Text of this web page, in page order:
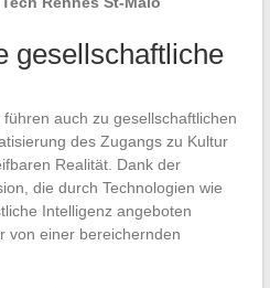
gesellschaftliche
auch zu gesellschaftlichen
des Zugangs zu Kultur
Realität. Dank der
die durch Technologien wie
Intelligenz angeboten
von einer bereichernden